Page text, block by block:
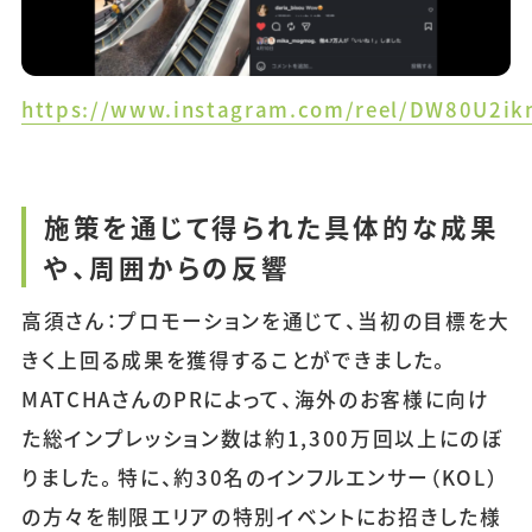
https://www.instagram.com/reel/
施策を通じて得られた具体的な成果
や、周囲からの反響
高須さん：プロモーションを通じて、当初の目標を大
きく上回る成果を獲得することができました。
MATCHAさんのPRによって、海外のお客様に向け
た総インプレッション数は約1,300万回以上にのぼ
りました。特に、約30名のインフルエンサー（KOL）
の方々を制限エリアの特別イベントにお招きした様